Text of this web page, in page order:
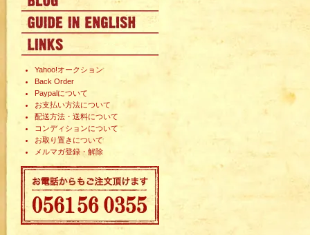
Yahoo!オークション
Back Order
Paypalについて
お支払い方法について
配送方法・送料について
コンディションについて
お取り置きについて
メルマガ登録・解除